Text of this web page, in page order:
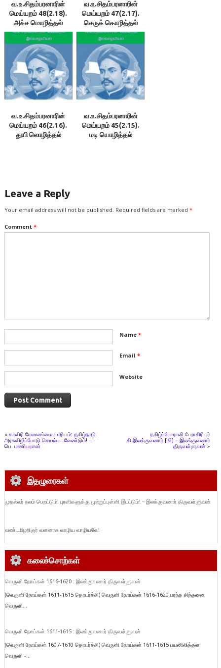
வ.உ.சிதம்பரனாரின்
மெய்யறம் 48(2.18).
அச்ச மொழித்தல்
வ.உ.சிதம்பரனாரின்
மெய்யறம் 47(2.17).
செருக் கொழித்தல்
வ.உ.சிதம்பரனாரின்
மெய்யறம் 46(2.16).
துயி லொழித்தல்
வ.உ.சிதம்பரனாரின்
மெய்யறம் 45(2.15).
மடி யொழித்தல்
Leave a Reply
Your email address will not be published. Required fields are marked *
Comment *
Name *
Email *
Website
« காவிரி மேலாண்மை வாரியம்: தமிழ்நாடு
அரசுவிழிப்போடு செயல்பட வேண்டும்! –
பெ. மணியரசன்
தமிழ்ப்போராளி பேராசிரியர்
சி.இலக்குவனார் [ஙி] – இலக்குவனார்
திருவள்ளுவன் »
இதழுரைகள்
முதல்வர் நலம் பெறட்டும்! புரளிகளுக்கு முற்றுப்புள்ளி இடட்டும்! – இலக்குவனார் திருவள்ளுவன்
வண்டமிழறிஞர் வளனரசு வாழிய வாழியவே!
கலைச்சொற்கள்
வெருளி நோய்கள் 1616-1620 : இலக்குவனார் திருவள்ளுவன்
(வெருளி நோய்கள் 1611-1615 தொடர்ச்சி) வெருளி நோய்கள் 1616-1620 பரந்த சிந்தனை
வெருளி...
வெருளி நோய்கள் 1611-1615 : இலக்குவனார் திருவள்ளுவன்
(வெருளி நோய்கள் 1607-1610 தொடர்ச்சி) வெருளி நோய்கள் 1611-1615 பயனிலித்தள
வெருளி -...